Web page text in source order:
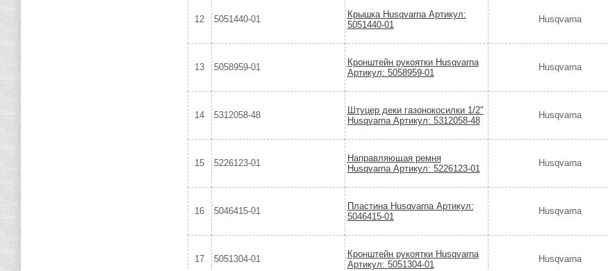
12 5051440-01
Крышка Husqvarna Артикул:
5051440-01
Husqvarna
13 5058959-01
Кронштейн рукоятки Husqvarna
Артикул: 5058959-01
Husqvarna
14 5312058-48
Штуцер деки газонокосилки 1/2"
Husqvarna Артикул: 5312058-48
Husqvarna
15 5226123-01
Направляющая ремня
Husqvarna Артикул: 5226123-01
Husqvarna
16 5046415-01
Пластина Husqvarna Артикул:
5046415-01
Husqvarna
17 5051304-01
Кронштейн рукоятки Husqvarna
Артикул: 5051304-01
Husqvarna